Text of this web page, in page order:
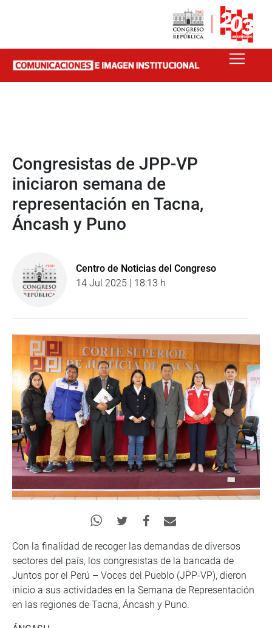
Congresistas de JPP-VP
iniciaron semana de
representación en Tacna,
Áncash y Puno
Centro de Noticias del Congreso
14 Jul 2025 | 18:13 h
Con la finalidad de recoger las demandas de diversos
sectores del país, los congresistas de la bancada de
Juntos por el Perú – Voces del Pueblo (JPP-VP), dieron
inicio a sus actividades en la Semana de Representación
en las regiones de Tacna, Áncash y Puno.